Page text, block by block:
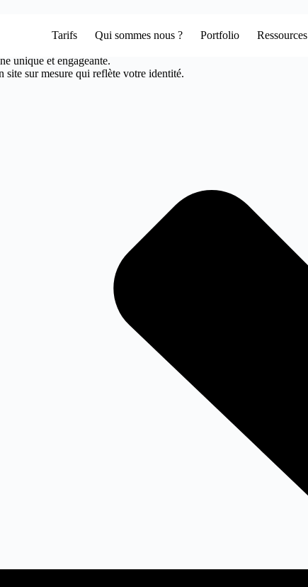
Tarifs Qui sommes nous ? Portfolio Ressources
Votre agence web design à marlioz
unique et engageante.
site sur mesure qui reflète votre identité.